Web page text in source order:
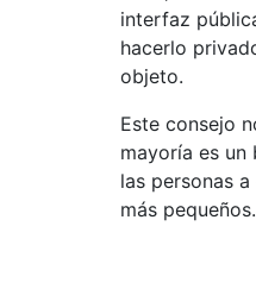
interfaz
hacerlo
objeto.
Este consejo
mayoría es un
las personas
más pequeños.